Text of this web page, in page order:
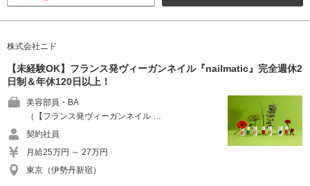
株式会社ニド
【未経験OK】フランス発ヴィーガンネイル『nailmatic』完全週休2
日制＆年休120日以上！
美容部員・BA
（【フランス発ヴィーガンネイル …
契約社員
月給25万円 ～ 27万円
東京（伊勢丹新宿）